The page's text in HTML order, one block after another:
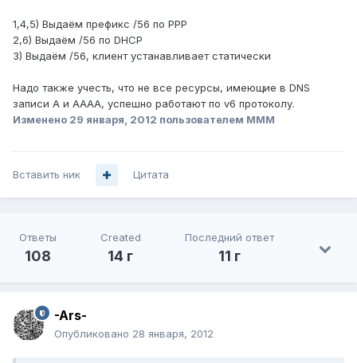
1,4,5) Выдаём префикс /56 по PPP
2,6) Выдаём /56 по DHCP
3) Выдаём /56, клиент устанавливает статически
Надо также учесть, что не все ресурсы, имеющие в DNS
записи А и AAAA, успешно работают по v6 протоколу.
Изменено 29 января, 2012 пользователем MMM
Вставить ник Цитата
Ответы
108
Created
14 г
Последний ответ
11 г
-Ars-
Опубликовано 28 января, 2012